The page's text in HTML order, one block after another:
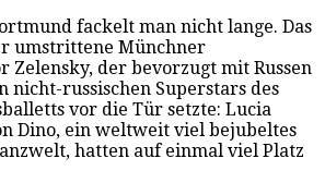
fackelt man nicht lange. Das
umstrittene Münchner
der bevorzugt mit Russen
nicht-russischen Superstars des
vor die Tür setzte: Lucia
Dino, ein weltweit viel bejubeltes
hatten auf einmal viel Platz